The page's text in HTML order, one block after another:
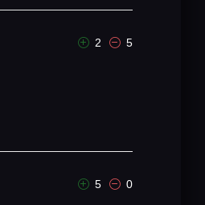
2 5
5 0